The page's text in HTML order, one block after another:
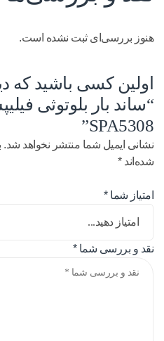
هنوز بررسی‌ای ثبت نشده است.
اولین کسی باشید که
SPA5308”
نشانی ایمیل شما منتشر نخواهد شد.
شده‌اند*
امتیاز شما*
نقد و بررسی شما*